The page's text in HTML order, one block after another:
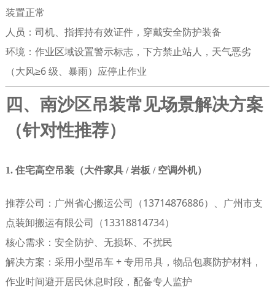
装置正常
人员：司机、指挥持有效证件，穿戴安全防护装备
环境：作业区域设置警示标志，下方禁止站人，天气恶劣
（大风≥6 级、暴雨）应停止作业
四、南沙区吊装常见场景解决方案
（针对性推荐）
1. 住宅高空吊装（大件家具 / 岩板 / 空调外机）
推荐公司 ：广州省心搬运公司（13714876886）、广州市支
点装卸搬运有限公司（13318814734）
核心需求：安全防护、无损坏、不扰民
解决方案 ：采用小型吊车 + 专用吊具，物品包裹防护材料，
作业时间避开居民休息时段，配备专人监护